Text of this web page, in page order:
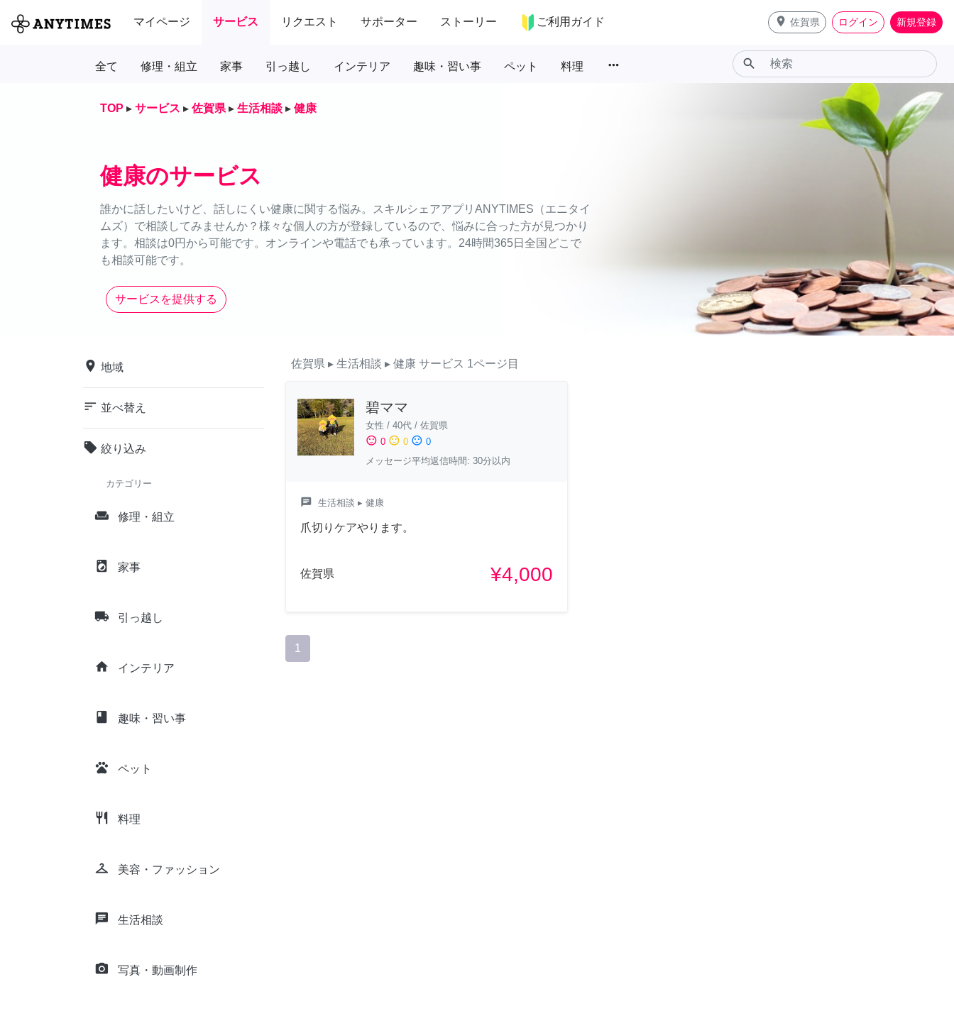
マイページ サービス リクエスト サポーター ストーリー ご利用ガイド place 佐賀県 ログイン 新規登録
全て 修理・組立 家事 引っ越し インテリア 趣味・習い事 ペット 料理 more_horiz search
TOP ▸ サービス ▸ 佐賀県 ▸ 生活相談 ▸ 健康
健康のサービス
誰かに話したいけど、話しにくい健康に関する悩み。スキルシェアアプリANYTIMES（エニタイ
ムズ）で相談してみませんか？様々な個人の方が登録しているので、悩みに合った方が見つかり
ます。相談は0円から可能です。オンラインや電話でも承っています。24時間365日全国どこで
も相談可能です。
サービスを提供する
place 地域
sort 並べ替え
local_offer 絞り込み
カテゴリー
weekend 修理・組立
local_laundry_service 家事
local_shipping 引っ越し
home インテリア
class 趣味・習い事
pets ペット
restaurant 料理
checkroom 美容・ファッション
chat 生活相談
camera_alt 写真・動画制作
佐賀県 ▸ 生活相談 ▸ 健康 サービス 1ページ目
碧ママ
女性 / 40代 / 佐賀県
sentiment_satisfied 0 sentiment_neutral 0 sentiment_dissatisfied 0
メッセージ平均返信時間: 30分以内
chat 生活相談 ▸ 健康
爪切りケアやります。
佐賀県 ¥4,000
1